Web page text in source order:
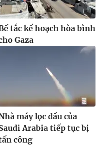
tắc kế hoạch hòa bình
Gaza
máy lọc dầu của
Arabia tiếp tục bị
công